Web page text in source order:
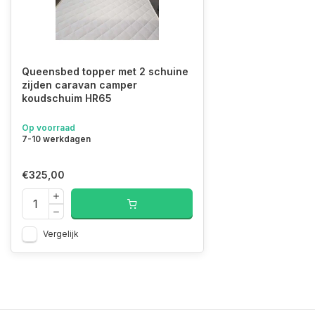
Queensbed topper met 2 schuine
zijden caravan camper
koudschuim HR65
Op voorraad
7-10 werkdagen
€325,00
Vergelijk